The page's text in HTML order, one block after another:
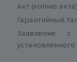
Акт (копию
Гарантийный
Заявление